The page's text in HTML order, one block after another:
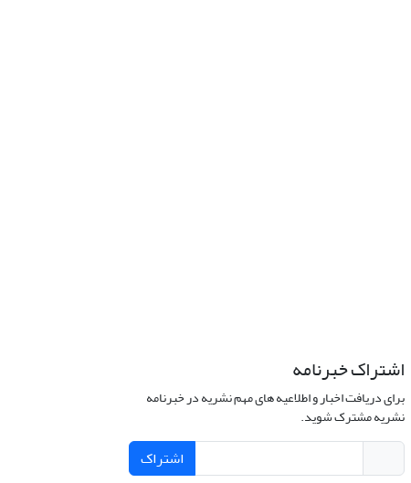
اشتراک خبرنامه
برای دریافت اخبار و اطلاعیه های مهم نشریه در خبرنامه
نشریه مشترک شوید.
اشتراک